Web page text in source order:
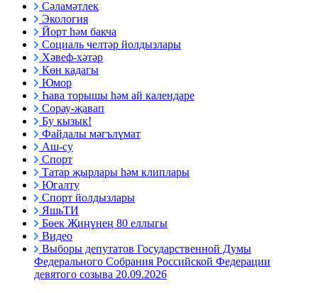
Сәламәтлек
Экология
Йорт һәм бакча
Социаль челтәр йолдызлары
Хәвеф-хәтәр
Көн кадагы
Юмор
Һава торышы һәм ай календаре
Сорау-җавап
Бу кызык!
Файдалы мәгълүмат
Аш-су
Спорт
Татар җырлары һәм клиплары
Югалту
Спорт йолдызлары
ЯшьТИ
Бөек Җиңүнең 80 еллыгы
Видео
Выборы депутатов Государственной Думы
Федерального Собрания Российской Федерации
девятого созыва 20.09.2026